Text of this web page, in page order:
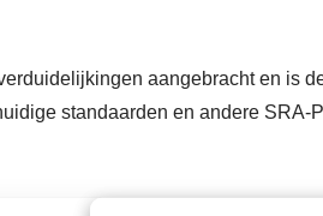
aangebracht en is
standaarden en andere SRA-